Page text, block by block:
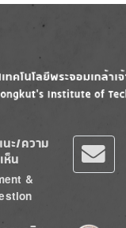
ะ/ความ
ห็น
&